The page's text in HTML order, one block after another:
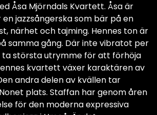
Åsa Mjörndals Kvartett. Åsa är
jazzsångerska som bär på en
närhet och tajming. Hennes ton är
samma gång. Där inte vibratot per
ta största utrymme för att förhöja
kvartett växer karaktären av
andra delen av kvällen tar
plats. Staffan har genom åren
för den moderna expressiva